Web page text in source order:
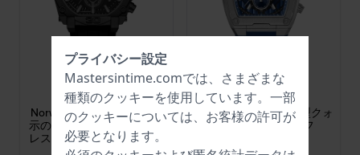
Police
PEWGO0092901
Norwood 45 mm 24時間表
示の文字盤を備えたステン
レススチール製クォーツ・
クロノグラフ
Police
PEWGQ0092802
Creed 42 mm トノー型クォ
ーツ・クロノグラフ
プライバシー設定
Mastersintime.comでは、さまざまな
種類のクッキーを使用しています。一部
のクッキーについては、お客様の許可が
必要となります。